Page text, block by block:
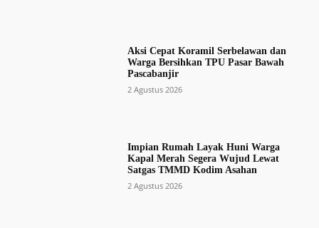
Aksi Cepat Koramil Serbelawan dan
Warga Bersihkan TPU Pasar Bawah
Pascabanjir
2 Agustus 2026
Impian Rumah Layak Huni Warga
Kapal Merah Segera Wujud Lewat
Satgas TMMD Kodim Asahan
2 Agustus 2026